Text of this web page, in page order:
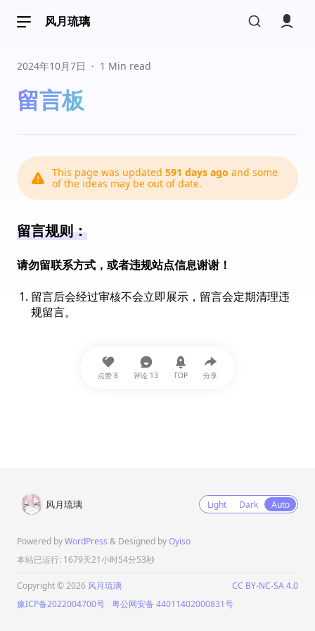
风月琉璃
📖 文章列表
📁 文章分类
🖼 画展
📕 小本本
2024年10月7日 · 1 Min read
留言板
This page was updated 591 days ago and some
of the ideas may be out of date.
留言规则：
请勿留联系方式，或者违规站点信息谢谢！
留言后会经过审核不会立即展示，留言会定期清理违
规留言。
🤣 07:11
夏目123
111
来来来 江西
千乐酱是东雪莲老婆😋 16:08
夏目 陕西
呜呜呜 16:55
夏目 陕西
还不睡觉啊都
momoka
点赞 8 评论 13 TOP 分享
风月琉璃 Light Dark Auto
Powered byWordPress & Designed byOyiso
本站已运行: 1679天21小时54分53秒
Copyright © 2026 风月琉璃
CC BY-NC-SA 4.0
豫ICP备2022004700号 粤公网安备 44011402000831号